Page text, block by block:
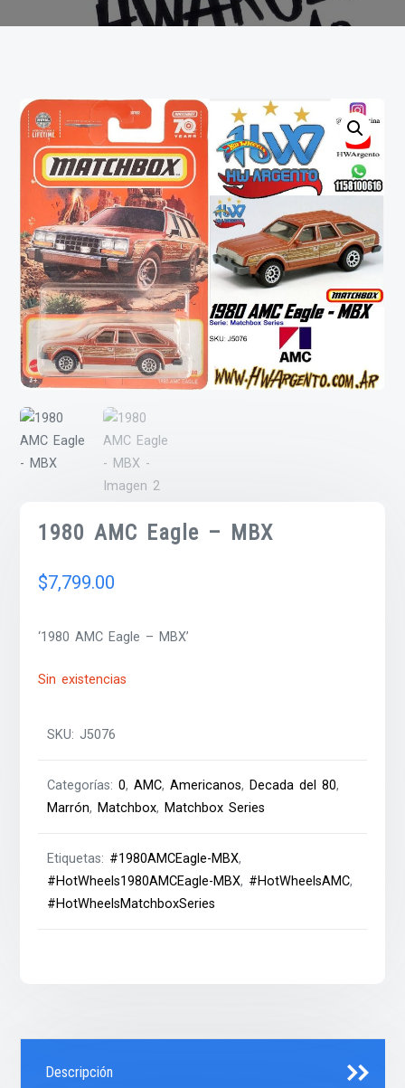
1980 AMC Eagle – MBX
$7,799.00
‘1980 AMC Eagle – MBX’
Sin existencias
SKU:J5076
Categorías:0,AMC,Americanos, Decada del 80,
Marrón, Matchbox, Matchbox Series
Etiquetas: #1980AMCEagle-MBX,
#HotWheels1980AMCEagle-MBX, #HotWheelsAMC,
#HotWheelsMatchboxSeries
Descripción